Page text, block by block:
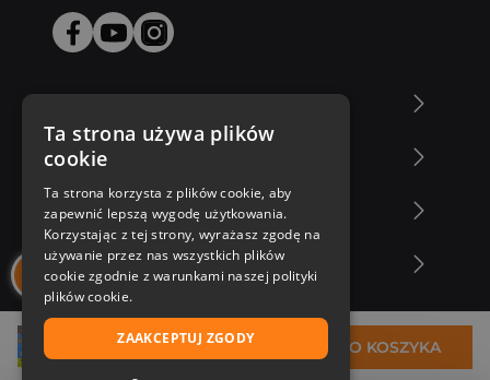
32,91 zł DO KOSZYKA
Zakupy u nas
Nasza oferta
Nasi autorzy
Ta strona używa plików
cookie
Ta strona korzysta z plików cookie, aby
zapewnić lepszą wygodę użytkowania.
Korzystając z tej strony, wyrażasz zgodę na
używanie przez nas wszystkich plików
cookie zgodnie z warunkami naszej polityki
plików cookie.
ZAAKCEPTUJ ZGODY